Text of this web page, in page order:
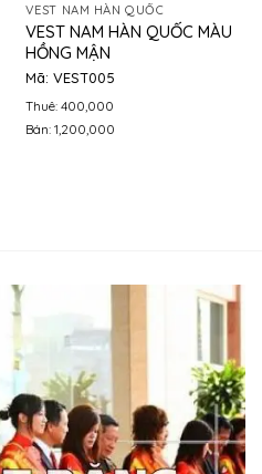
VEST NAM HÀN QUỐC
VEST NAM HÀN QUỐC MÀU
HỒNG MẬN
Mã: VEST005
Thuê: 400,000
Bán: 1,200,000